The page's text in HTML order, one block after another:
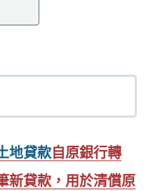
地貸款自原銀行轉
新貸款，用於清償原